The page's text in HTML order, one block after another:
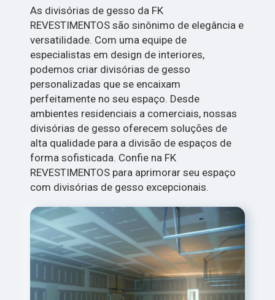
As divisórias de gesso da FK
REVESTIMENTOS são sinônimo de elegância e
versatilidade. Com uma equipe de
especialistas em design de interiores,
podemos criar divisórias de gesso
personalizadas que se encaixam
perfeitamente no seu espaço. Desde
ambientes residenciais a comerciais, nossas
divisórias de gesso oferecem soluções de
alta qualidade para a divisão de espaços de
forma sofisticada. Confie na FK
REVESTIMENTOS para aprimorar seu espaço
com divisórias de gesso excepcionais.